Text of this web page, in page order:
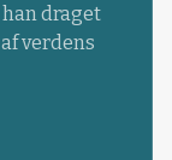
draget
verdens